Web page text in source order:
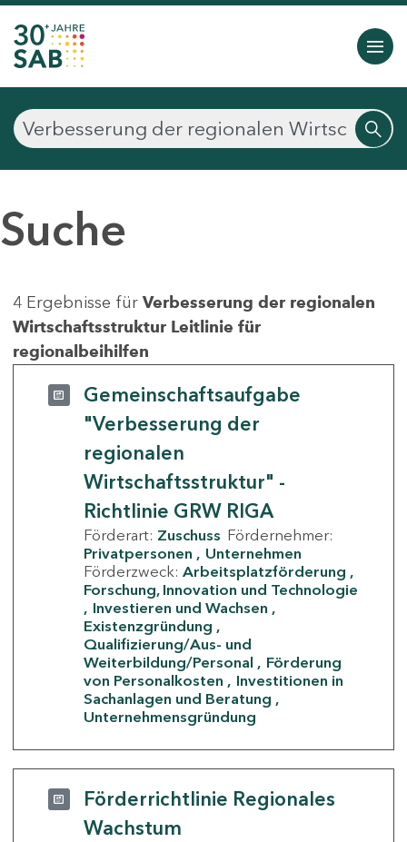
Suche
4 Ergebnisse für Verbesserung der regionalen
Wirtschaftsstruktur Leitlinie für
regionalbeihilfen
Gemeinschaftsaufgabe
"Verbesserung der
regionalen
Wirtschaftsstruktur" -
Richtlinie GRW RIGA
Förderart: Zuschuss Fördernehmer:
Privatpersonen
Unternehmen
Förderzweck: Arbeitsplatzförderung
Forschung, Innovation und Technologie
Investieren und Wachsen
Existenzgründung
Qualifizierung/Aus- und
Weiterbildung/Personal
Förderung
von Personalkosten
Investitionen in
Sachanlagen und Beratung
Unternehmensgründung
Förderrichtlinie Regionales
Wachstum